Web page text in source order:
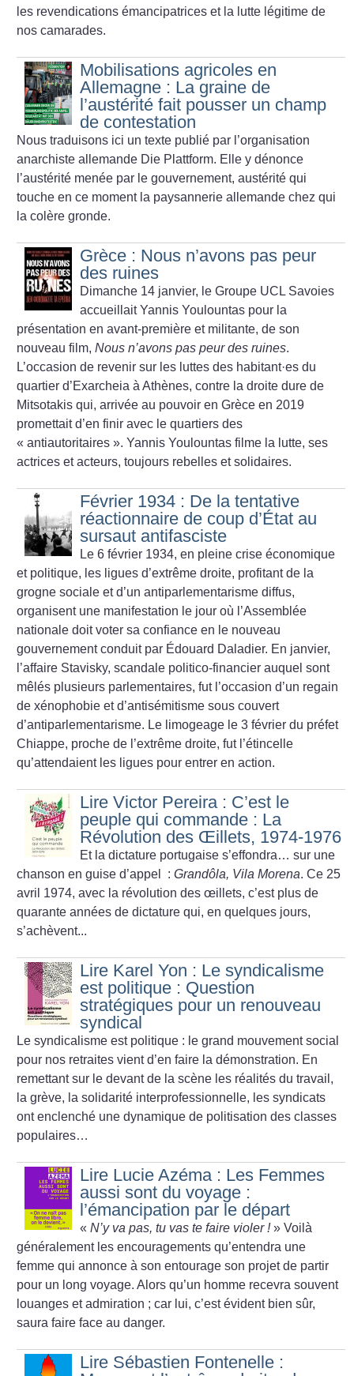
les revendications émancipatrices et la lutte légitime de
nos camarades.
Mobilisations agricoles en
Allemagne : La graine de
l’austérité fait pousser un champ
de contestation
Nous traduisons ici un texte publié par l’organisation
anarchiste allemande Die Plattform. Elle y dénonce
l’austérité menée par le gouvernement, austérité qui
touche en ce moment la paysannerie allemande chez qui
la colère gronde.
Grèce : Nous n’avons pas peur
des ruines
Dimanche 14 janvier, le Groupe UCL Savoies
accueillait Yannis Youlountas pour la
présentation en avant-première et militante, de son
nouveau film,Nous n’avons pas peur des ruines.
L’occasion de revenir sur les luttes des habitant·es du
quartier d’Exarcheia à Athènes, contre la droite dure de
Mitsotakis qui, arrivée au pouvoir en Grèce en 2019
promettait d’en finir avec le quartiers des
« antiautoritaires ». Yannis Youlountas filme la lutte, ses
actrices et acteurs, toujours rebelles et solidaires.
Février 1934 : De la tentative
réactionnaire de coup d’État au
sursaut antifasciste
Le 6 février 1934, en pleine crise économique
et politique, les ligues d’extrême droite, profitant de la
grogne sociale et d’un antiparlementarisme diffus,
organisent une manifestation le jour où l’Assemblée
nationale doit voter sa confiance en le nouveau
gouvernement conduit par Édouard Daladier. En janvier,
l’affaire Stavisky, scandale politico-financier auquel sont
mêlés plusieurs parlementaires, fut l’occasion d’un regain
de xénophobie et d’antisémitisme sous couvert
d’antiparlementarisme. Le limogeage le 3 février du préfet
Chiappe, proche de l’extrême droite, fut l’étincelle
qu’attendaient les ligues pour entrer en action.
Lire Victor Pereira : C’est le
peuple qui commande : La
Révolution des Œillets, 1974-1976
Et la dictature portugaise ­s’effondra… sur une
chanson en guise d’appel :Grandôla, Vila Morena. Ce 25
avril 1974, avec la révolution des œillets, c’est plus de
quarante années de dictature qui, en quelques jours,
s’achèvent...
Lire Karel Yon : Le syndicalisme
est politique : Question
stratégiques pour un renouveau
syndical
Le syndicalisme est politique : le grand mouvement social
pour nos retraites vient d’en faire la démonstration. En
remettant sur le devant de la scène les réalités du travail,
la grève, la solidarité interprofessionnelle, les syndicats
ont enclenché une dynamique de politisation des classes
populaires…
Lire Lucie Azéma : Les Femmes
aussi sont du voyage :
l’émancipation par le départ
« N’y va pas, tu vas te faire violer ! » Voilà
généralement les encouragements qu’entendra une
femme qui annonce à son entourage son projet de partir
pour un long voyage. Alors qu’un homme recevra souvent
louanges et admiration ; car lui, c’est évident bien sûr,
saura faire face au danger.
Lire Sébastien Fontenelle :